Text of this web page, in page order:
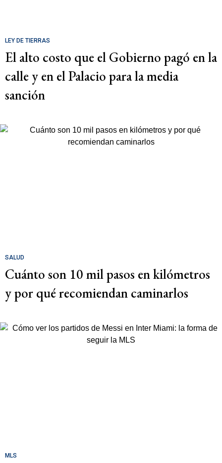
LEY DE TIERRAS
El alto costo que el Gobierno pagó en la
calle y en el Palacio para la media
sanción
SALUD
Cuánto son 10 mil pasos en kilómetros
y por qué recomiendan caminarlos
MLS